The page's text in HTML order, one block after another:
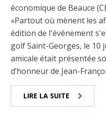
économique de Beauce
«Partout où mènent les
édition de l'événement
golf Saint-Georges, le 10
amicale était présentée
d’honneur de Jean-
LIRE LA SUITE